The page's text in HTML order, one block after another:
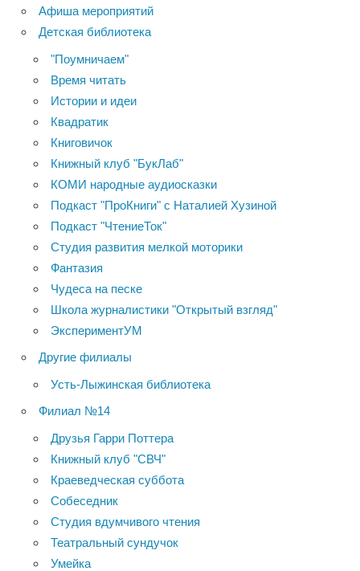
Афиша мероприятий
Детская библиотека
"Поумничаем"
Время читать
Истории и идеи
Квадратик
Книговичок
Книжный клуб "БукЛаб"
КОМИ народные аудиосказки
Подкаст "ПроКниги" с Наталией Хузиной
Подкаст "ЧтениеТок"
Студия развития мелкой моторики
Фантазия
Чудеса на песке
Школа журналистики "Открытый взгляд"
ЭкспериментУМ
Другие филиалы
Усть-Лыжинская библиотека
Филиал №14
Друзья Гарри Поттера
Книжный клуб "СВЧ"
Краеведческая суббота
Собеседник
Студия вдумчивого чтения
Театральный сундучок
Умейка